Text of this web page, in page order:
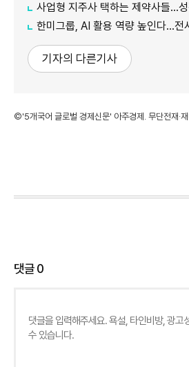
사업형 지주사 택하는 제약사들…
한미그룹, AI 활용 역량 높인다…전
기자의 다른기사
©'5개국어 글로벌 경제신문' 아주경제. 무단전재·재
댓글0